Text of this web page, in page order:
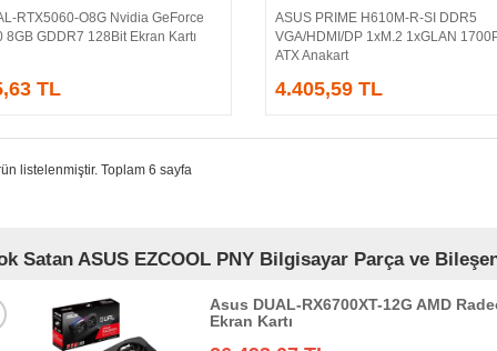
Sepete Ekle
RTX5060-O8G Nvidia GeForce
8GB GDDR7 128Bit Ekran Kartı
TL
Sepete Ekle
ASUS PRIME H610M-R-SI DDR5
VGA/HDMI/DP 1xM.2 1xGLAN
ATX Anakart
4.405,59 TL
listelenmiştir. Toplam 6 sayfa
Satan ASUS EZCOOL PNY Bilgisayar Parça ve
Asus DUAL-RX6700XT-12G AMD
Ekran Kartı